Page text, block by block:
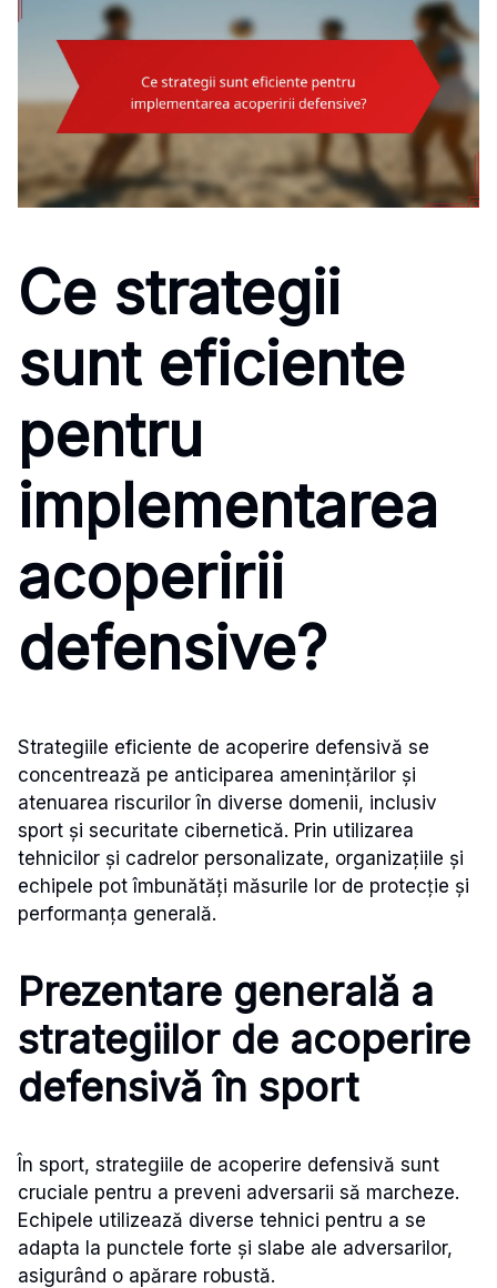
Ce strategii
sunt eficiente
pentru
implementarea
acoperirii
defensive?
Strategiile eficiente de acoperire defensivă se
concentrează pe anticiparea amenințărilor și
atenuarea riscurilor în diverse domenii, inclusiv
sport și securitate cibernetică. Prin utilizarea
tehnicilor și cadrelor personalizate, organizațiile și
echipele pot îmbunătăți măsurile lor de protecție și
performanța generală.
Prezentare generală a
strategiilor de acoperire
defensivă în sport
În sport, strategiile de acoperire defensivă sunt
cruciale pentru a preveni adversarii să marcheze.
Echipele utilizează diverse tehnici pentru a se
adapta la punctele forte și slabe ale adversarilor,
asigurând o apărare robustă.